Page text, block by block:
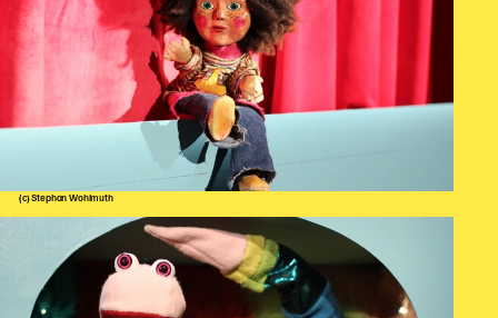
Suchen
(c) Stephan Wohlmuth